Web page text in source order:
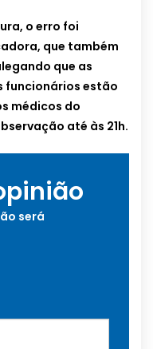
o erro foi
que também
que as
funcionários estão
médicos do
até às 21h.
será